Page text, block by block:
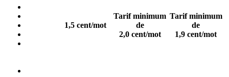
Tarif minimum
de
2,0 cent/mot
Tarif minimum
de
1,9 cent/mot
1,5 cent/mot